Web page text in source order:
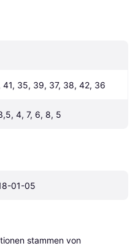
41, 35, 39, 37, 38, 42, 36
4, 7, 6, 8, 5
01-05
stammen von